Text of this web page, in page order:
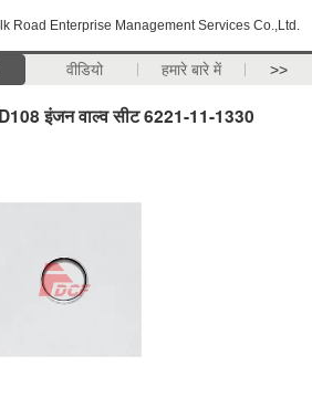
Road Enterprise Management Services Co.,Ltd.
वीडियो हमारे बारे में >>
इंजन वाल्व सीट 6221-11-1330